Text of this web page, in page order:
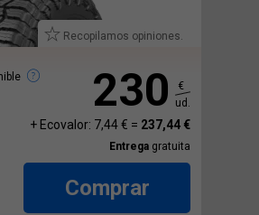
Recopilamos opiniones.
230
€
ud.
+ Ecovalor: 7,44 € = 237,44 €
Entrega gratuita
Comprar